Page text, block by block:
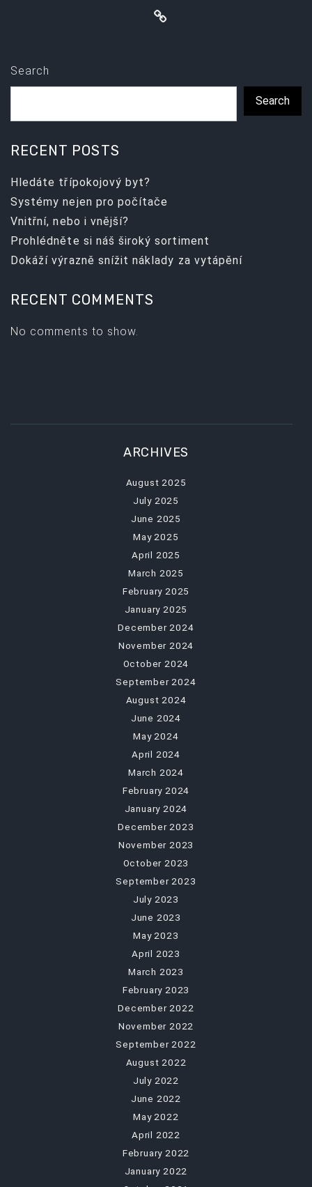
Search
Search
RECENT POSTS
Hledáte třípokojový byt?
Systémy nejen pro počítače
Vnitřní, nebo i vnější?
Prohlédněte si náš široký sortiment
Dokáží výrazně snížit náklady za vytápění
RECENT COMMENTS
No comments to show.
ARCHIVES
August 2025
July 2025
June 2025
May 2025
April 2025
March 2025
February 2025
January 2025
December 2024
November 2024
October 2024
September 2024
August 2024
June 2024
May 2024
April 2024
March 2024
February 2024
January 2024
December 2023
November 2023
October 2023
September 2023
July 2023
June 2023
May 2023
April 2023
March 2023
February 2023
December 2022
November 2022
September 2022
August 2022
July 2022
June 2022
May 2022
April 2022
February 2022
January 2022